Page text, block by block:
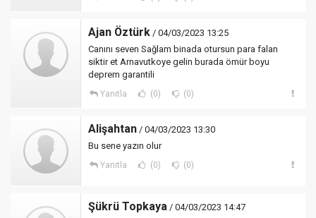
Ajan Öztürk / 04/03/2023 13:25
Canını seven Sağlam binada otursun para falan
siktir et Arnavutkoye gelin burada ömür boyu
deprem garantili
Yanıtla (0) (0)
Alişahtan / 04/03/2023 13:30
Bu sene yazın olur
Yanıtla (0) (0)
Şükrü Topkaya / 04/03/2023 14:47